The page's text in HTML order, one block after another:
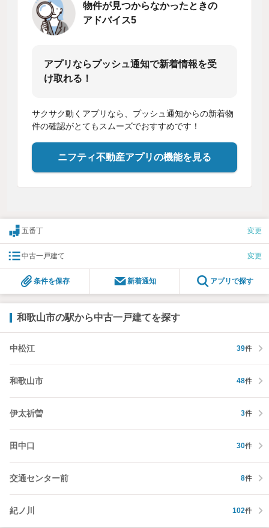
物件が見つからなかったときの
アドバイス5
アプリならプッシュ通知で新着情報を受
け取れる！
サクサク動くアプリなら、プッシュ通知からの新着物
件の確認がとてもスムーズでおすすめです！
ニフティ不動産アプリの機能を見る
五番丁 変更
中古一戸建て 変更
条件を保存 新着通知 アプリで探す
和歌山市の駅から中古一戸建てを探す
中松江 39件
和歌山市 48件
伊太祈曽 3件
田中口 30件
交通センター前 8件
紀ノ川 102件